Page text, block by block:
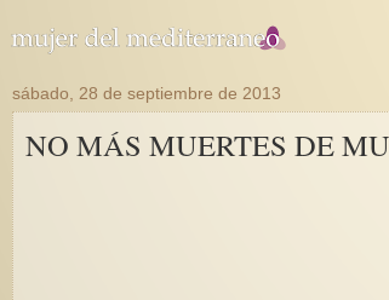
sábado, 28 de septiembre de 2013
NO MÁS MUERTES DE